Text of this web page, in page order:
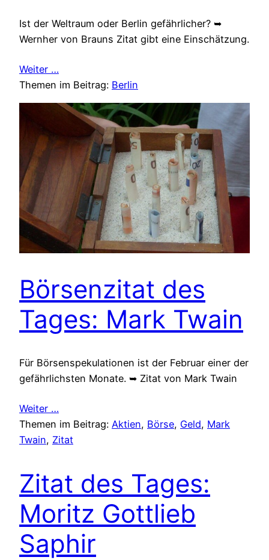
Ist der Weltraum oder Berlin gefährlicher? ➥
Wernher von Brauns Zitat gibt eine Einschätzung.
Weiter …
Themen im Beitrag: Berlin
Börsenzitat des
Tages: Mark Twain
Für Börsenspekulationen ist der Februar einer der
gefährlichsten Monate. ➥ Zitat von Mark Twain
Weiter …
Themen im Beitrag: Aktien, Börse, Geld, Mark
Twain, Zitat
Zitat des Tages:
Moritz Gottlieb
Saphir